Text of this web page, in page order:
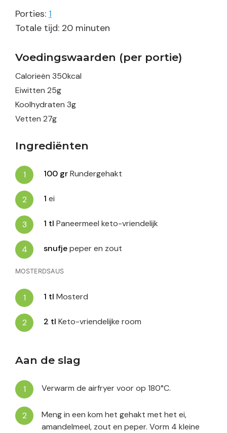
Porties: 1
Totale tijd: 20minuten
minuten
Voedingswaarden (per portie)
Calorieën 350kcal
Eiwitten 25g
Koolhydraten 3g
Vetten 27g
Ingrediënten
100 grRundergehakt
1 ei
1 tl Paneermeel keto-vriendelijk
snufjepeper en zout
MOSTERDSAUS
1 tl Mosterd
2 tl Keto-vriendelijke room
Aan de slag
Verwarm de airfryer voor op 180°C.
Meng in een kom het gehakt met het ei,
amandelmeel, zout en peper. Vorm 4 kleine